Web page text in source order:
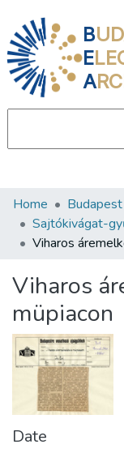
B
E
A
Communities &
All of DSpace
About us
Home
Sajtókivágat-
Viharos
müpiacon
Date